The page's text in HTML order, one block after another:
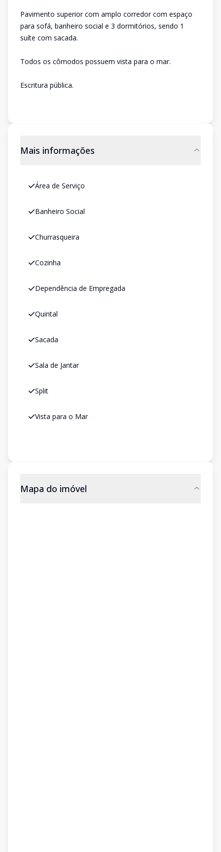
Pavimento superior com amplo corredor com espaço
para sofá, banheiro social e 3 dormitórios, sendo 1
suíte com sacada.
Todos os cômodos possuem vista para o mar.
Escritura pública.
Mais informações
Área de Serviço
Banheiro Social
Churrasqueira
Cozinha
Dependência de Empregada
Quintal
Sacada
Sala de Jantar
Split
Vista para o Mar
Mapa do imóvel